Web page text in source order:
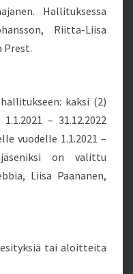
Hallituksessa
Riitta-Liisa
Prest.
kaksi (2)
– 31.12.2022
vuodelle 1.1.2021 –
on valittu
Liisa Paananen,
tai aloitteita